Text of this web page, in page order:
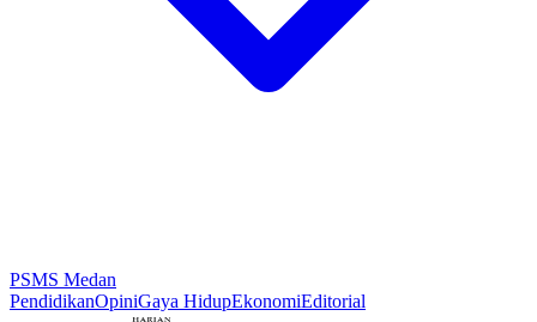
PSMS Medan
PendidikanOpiniGaya HidupEkonomiEditorial